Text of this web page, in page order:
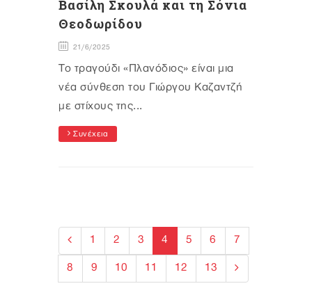
Βασίλη Σκουλά και τη Σόνια
Θεοδωρίδου
21/6/2025
Το τραγούδι «Πλανόδιος» είναι μια
νέα σύνθεση του Γιώργου Καζαντζή
με στίχους της...
Συνέχεια
1 2 3 4 5 6 7
8 9 10 11 12 13